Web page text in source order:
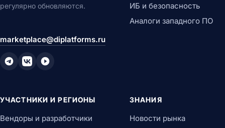
регулярно обновляются.
marketplace@diplatforms.ru
ИБ и безопасность
Аналоги западного ПО
УЧАСТНИКИ И РЕГИОНЫ
Вендоры и разработчики
ЗНАНИЯ
Новости рынка